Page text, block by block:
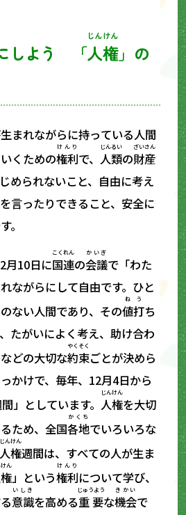
しよう 「人権
じんけん
」の
まれながらに持っている人間
くための権利
けんり
で、 人類
じんるい
の財産
ざいさん
められないこと、自由に考え
言ったりできること、安全に
。
月10日に国連
こくれん
の会議
かいぎ
で「わた
ながらにして自由です。ひと
ない人間であり、その値打
ねう
ち
たがいによく考え、助け合わ
どの大切な約束
やくそく
ごとが決めら
かけで、毎年、12月4日から
」としています。 人権
じんけん
を大切
ため、全国各地
かくち
でいろいろな
人権
じんけん
週間は、すべての人が生ま
けん
」という権利
けんり
について学び、
意識
いしき
を高める重要
じゅうよう
な機会
きかい
で